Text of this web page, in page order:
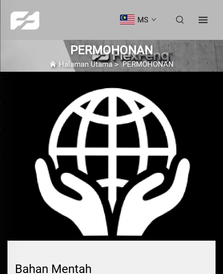
MS
PERMOHONAN
Halaman Utama>PERMOHONAN
Bahan Mentah